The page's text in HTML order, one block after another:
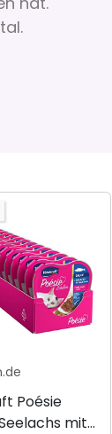
Poésie
mit